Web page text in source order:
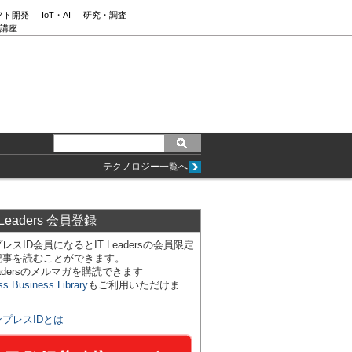
ト開発 IoT・AI
研究・調査
座
テクノロジー一覧へ
会員登録
スID会員になるとIT Leadersの会員限定
を読むことができます。
のメルマガを購読できます
Business Libraryもご利用いただけま
プレスIDとは